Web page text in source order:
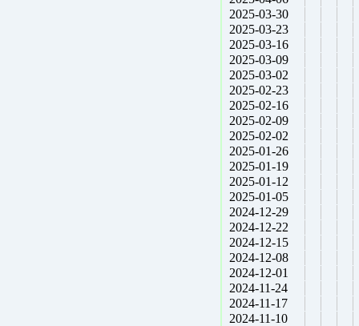
2025-03-30
2025-03-23
2025-03-16
2025-03-09
2025-03-02
2025-02-23
2025-02-16
2025-02-09
2025-02-02
2025-01-26
2025-01-19
2025-01-12
2025-01-05
2024-12-29
2024-12-22
2024-12-15
2024-12-08
2024-12-01
2024-11-24
2024-11-17
2024-11-10